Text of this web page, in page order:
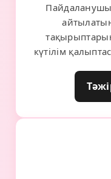
күтілім